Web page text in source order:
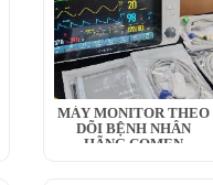
MÁY MONITOR THEO
DÕI BỆNH NHÂN
HÃNG COMEN